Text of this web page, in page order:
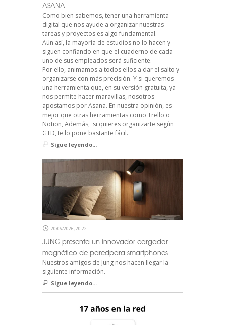
ASANA
Como bien sabemos, tener una herramienta
digital que nos ayude a organizar nuestras
tareas y proyectos es algo fundamental.
Aún así, la mayoría de estudios no lo hacen y
siguen confiando en que el cuaderno de cada
uno de sus empleados será suficiente.
Por ello, animamos a todos ellos a dar el salto y
organizarse con más precisión. Y si queremos
una herramienta que, en su versión gratuita, ya
nos permite hacer maravillas, nosotros
apostamos por Asana. En nuestra opinión, es
mejor que otras herramientas como Trello o
Notion, Además, si quieres organizarte según
GTD, te lo pone bastante fácil.
Sigue leyendo...
20/06/2026, 20:22
JUNG presenta un innovador cargador
magnético de paredpara smartphones
Nuestros amigos de Jung nos hacen llegar la
siguiente información.
Sigue leyendo...